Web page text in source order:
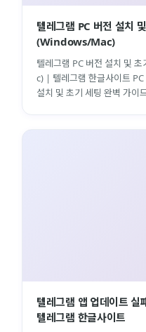
텔레그램 PC 버전 설치
(Windows/Mac)
텔레그램 PC 버전 설치 및
c) | 텔레그램 한글사이트
설치 및 초기 세팅 완벽 가이
텔레그램 앱 업데이트
텔레그램 한글사이트